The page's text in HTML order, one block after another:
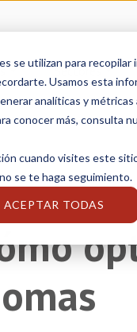
se utilizan para recopilar
Usamos esta
analíticas y
conocer más, consulta
cuando visites este
se te haga seguimiento.
ACEPTAR TODAS
Sectores